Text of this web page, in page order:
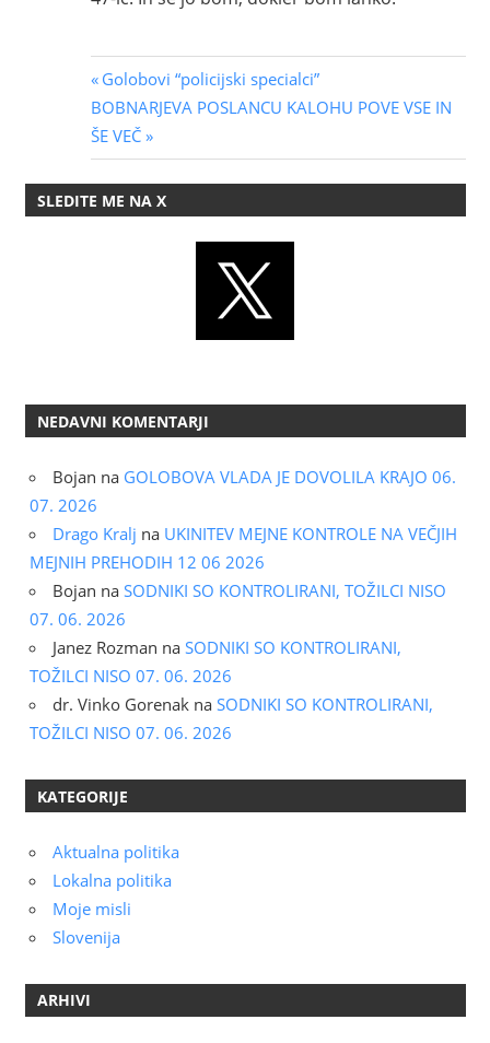
Navigacija
prispevka
Previous
Post:
Golobovi “policijski specialci”
Next
Post:
BOBNARJEVA POSLANCU KALOHU POVE VSE IN
ŠE VEČ
SLEDITE ME NA X
NEDAVNI KOMENTARJI
Bojan na GOLOBOVA VLADA JE DOVOLILA KRAJO 06.
07. 2026
Drago Kralj na UKINITEV MEJNE KONTROLE NA VEČJIH
MEJNIH PREHODIH 12 06 2026
Bojan na SODNIKI SO KONTROLIRANI, TOŽILCI NISO
07. 06. 2026
Janez Rozman na SODNIKI SO KONTROLIRANI,
TOŽILCI NISO 07. 06. 2026
dr. Vinko Gorenak na SODNIKI SO KONTROLIRANI,
TOŽILCI NISO 07. 06. 2026
KATEGORIJE
Aktualna politika
Lokalna politika
Moje misli
Slovenija
ARHIVI